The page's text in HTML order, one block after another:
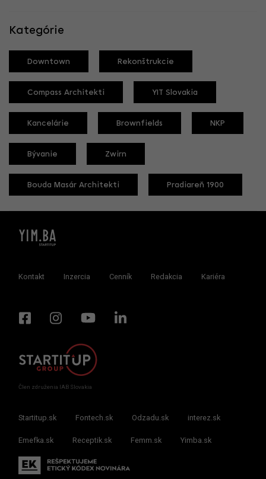
Kategórie
Downtown Rekonštrukcie
Compass Architekti YIT Slovakia
Kancelárie Brownfields NKP
Bývanie Zwirn
Bouda Masár Architekti Pradiareň 1900
Kontakt Inzercia Cenník Redakcia Kariéra
Člen združenia IAB Slovakia
Startitup.sk Fontech.sk Odzadu.sk interez.sk
Emefka.sk Receptik.sk Femm.sk Yimba.sk